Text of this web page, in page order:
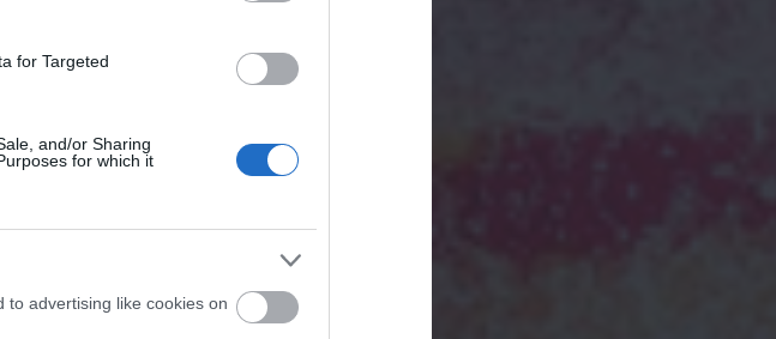
for Targeted
and/or Sharing
for which it
to advertising like cookies on